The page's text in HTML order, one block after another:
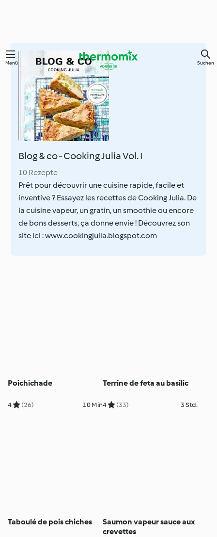
Springe
Hauptinhalt
Menü Suchen
Blog & co - Cooking Julia Vol. I
10 Rezepte
Prêt pour découvrir une cuisine rapide, facile et
inventive ? Essayez les recettes de Cooking Julia. De
la cuisine vapeur, un gratin, un smoothie ou encore
de bons desserts, ça donne envie ! Découvrez son
site ici : www.cookingjulia.blogspot.com
Poichichade
4 (26) 10 Min
Terrine de feta au basilic
4 (33) 3 Std.
Taboulé de pois chiches
Saumon vapeur sauce aux
crevettes